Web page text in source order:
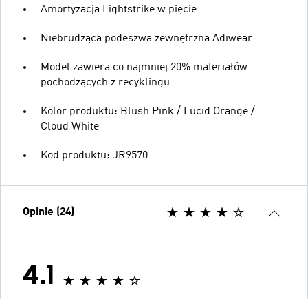
Amortyzacja Lightstrike w pięcie
Niebrudząca podeszwa zewnętrzna Adiwear
Model zawiera co najmniej 20% materiałów
pochodzących z recyklingu
Kolor produktu: Blush Pink / Lucid Orange /
Cloud White
Kod produktu: JR9570
Opinie (24)
4.1